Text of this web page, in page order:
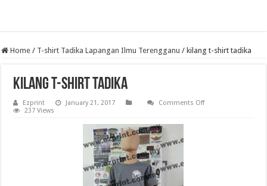
Home / T-shirt Tadika Lapangan Ilmu Terengganu / kilang t-shirt tadika
kilang t-shirt tadika
Ezprint January 21, 2017 Comments Offon
237 Views